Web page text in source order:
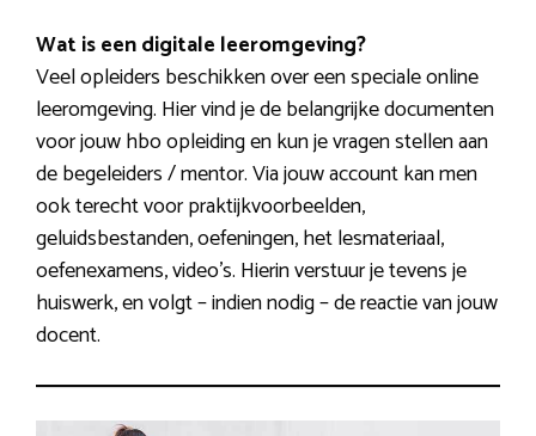
Wat is een digitale leeromgeving?
Veel opleiders beschikken over een speciale online
leeromgeving. Hier vind je de belangrijke documenten
voor jouw hbo opleiding en kun je vragen stellen aan
de begeleiders / mentor. Via jouw account kan men
ook terecht voor praktijkvoorbeelden,
geluidsbestanden, oefeningen, het lesmateriaal,
oefenexamens, video’s. Hierin verstuur je tevens je
huiswerk, en volgt – indien nodig – de reactie van jouw
docent.